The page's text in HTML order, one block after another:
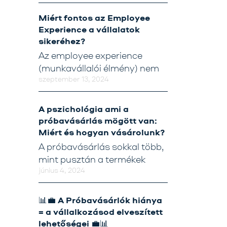
Próbavásárlóknak
Blog
Miért fontos az Employee
Experience a vállalatok
sikeréhez?
szeptember 13, 2024
Az employee experience
(munkavállalói élmény) nem
A pszichológia ami a
próbavásárlás mögött van:
Miért és hogyan vásárolunk?
június 4, 2024
A próbavásárlás sokkal több,
mint pusztán a termékek
📊💼 A Próbavásárlók hiánya
= a vállalkozásod elveszített
lehetőségei 💼📊